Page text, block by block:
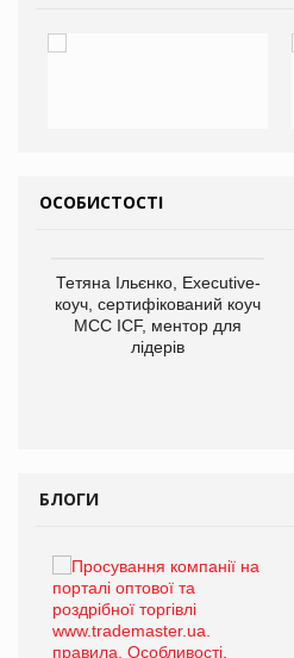
ОСОБИСТОСТІ
Тетяна Ільєнко, Executive-
коуч, сертифікований коуч
МСС ICF, ментор для
лідерів
БЛОГИ